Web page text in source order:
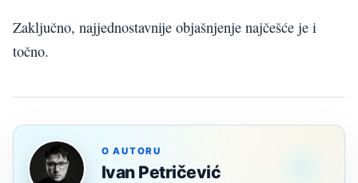
Zaključno, najjednostavnije objašnjenje najčešće je i
točno.
O AUTORU
Ivan Petričević